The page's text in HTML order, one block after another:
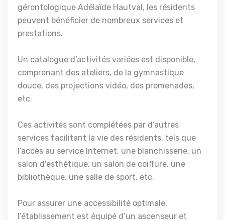
gérontologique Adélaïde Hautval, les résidents
peuvent bénéficier de nombreux services et
prestations.
Un catalogue d’activités variées est disponible,
comprenant des ateliers, de la gymnastique
douce, des projections vidéo, des promenades,
etc.
Ces activités sont complétées par d’autres
services facilitant la vie des résidents, tels que
l’accès au service Internet, une blanchisserie, un
salon d'esthétique, un salon de coiffure, une
bibliothèque, une salle de sport, etc.
Pour assurer une accessibilité optimale,
l’établissement est équipé d’un ascenseur et